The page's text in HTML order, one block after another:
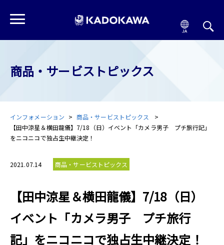
商品・サービストピックス
インフォメーション
商品・サービストピックス
【田中涼星＆横田龍儀】7/18（日）イベント「カメラ男子 プチ旅行記」
をニコニコで独占生中継決定！
2021.07.14 商品・サービストピックス
【田中涼星＆横田龍儀】7/18（日）
イベント「カメラ男子 プチ旅行
記」をニコニコで独占生中継決定！